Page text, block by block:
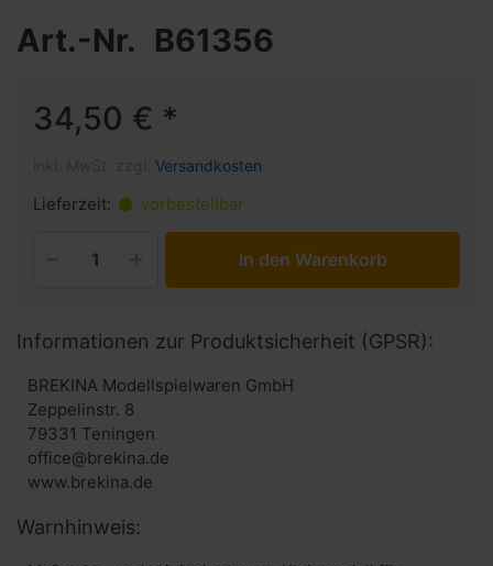
Art.-Nr. B61356
34,50 € *
Versandkosten
Lieferzeit: vorbestellbar
In den Warenkorb
Informationen zur Produktsicherheit (GPSR):
BREKINA Modellspielwaren GmbH
Zeppelinstr. 8
79331 Teningen
office@brekina.de
www.brekina.de
Warnhinweis: